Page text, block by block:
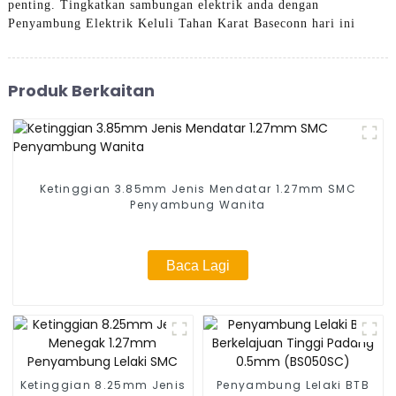
penting. Tingkatkan sambungan elektrik anda dengan
Penyambung Elektrik Keluli Tahan Karat Baseconn hari ini
Produk Berkaitan
Ketinggian 3.85mm Jenis Mendatar 1.27mm SMC
Penyambung Wanita
Baca Lagi
Ketinggian 8.25mm Jenis
Penyambung Lelaki BTB